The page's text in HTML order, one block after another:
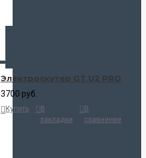
Электроскутер GT U2 PRO
3700 руб.
Купить
В
закладки
В
сравнение